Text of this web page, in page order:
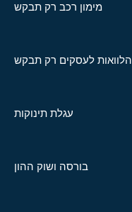
מימון רכב רק תבקש
הלוואות לעסקים רק תבקש
עגלת תינוקות
בורסה ושוק ההון